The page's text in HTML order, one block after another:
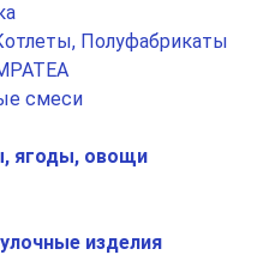
Полуфабрикаты
смеси
ягоды, овощи
изделия